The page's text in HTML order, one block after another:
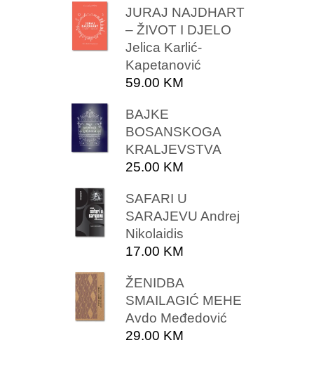
JURAJ NAJDHART
– ŽIVOT I DJELO
Jelica Karlić-
Kapetanović
59.00 KM
BAJKE
BOSANSKOGA
KRALJEVSTVA
25.00 KM
SAFARI U
SARAJEVU Andrej
Nikolaidis
17.00 KM
ŽENIDBA
SMAILAGIĆ MEHE
Avdo Međedović
29.00 KM